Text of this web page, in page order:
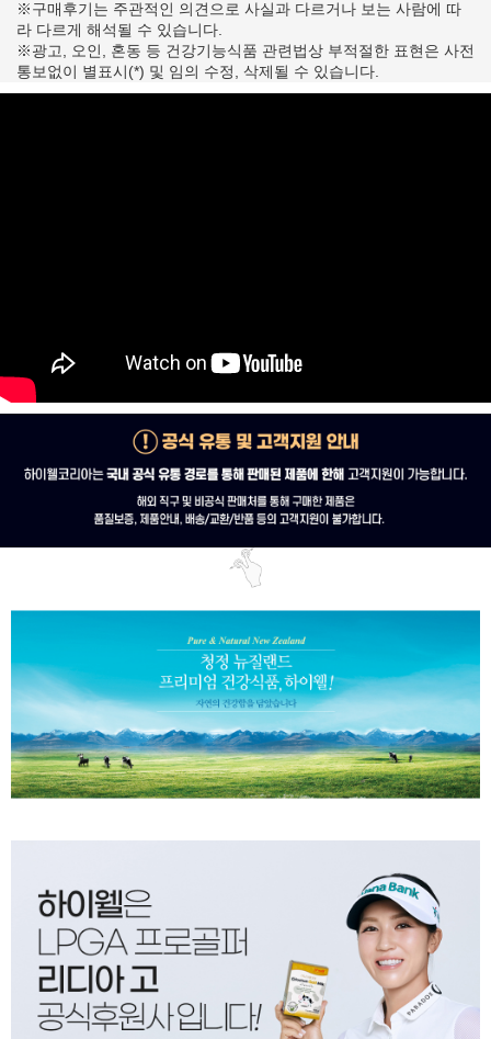
※구매후기는 주관적인 의견으로 사실과 다르거나 보는 사람에 따
라 다르게 해석될 수 있습니다.
※광고, 오인, 혼동 등 건강기능식품 관련법상 부적절한 표현은 사전
통보없이 별표시(*) 및 임의 수정, 삭제될 수 있습니다.